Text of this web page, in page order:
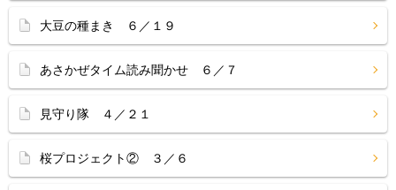
大豆の種まき ６／１９
あさかぜタイム読み聞かせ ６／７
見守り隊 ４／２１
桜プロジェクト② ３／６